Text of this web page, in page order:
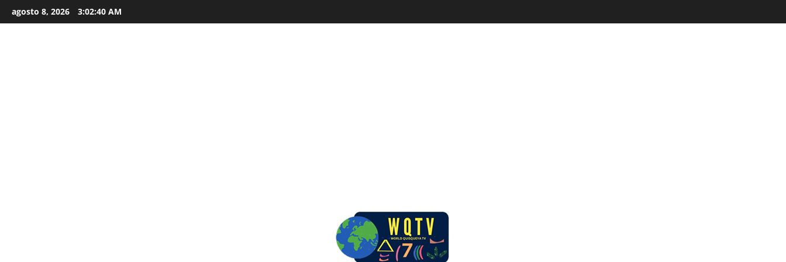
agosto 8, 2026 3:02:42 AM